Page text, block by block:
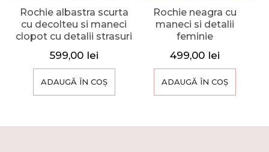
Rochie albastra scurta
cu decolteu si maneci
clopot cu detalii strasuri
599,00 lei
ADAUGĂ ÎN COȘ
Rochie neagra cu
maneci si detalii
feminie
499,00 lei
ADAUGĂ ÎN COȘ